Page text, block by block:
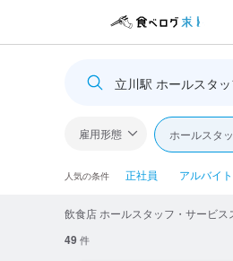
立川駅 ホールスタ
雇用形態 ホールスタ
人気の条件 正社員 アルバイト
飲食店 ホールスタッフ・サービ
49件